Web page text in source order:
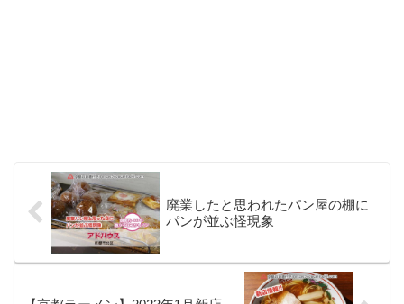
廃業したと思われたパン屋の棚に
パンが並ぶ怪現象